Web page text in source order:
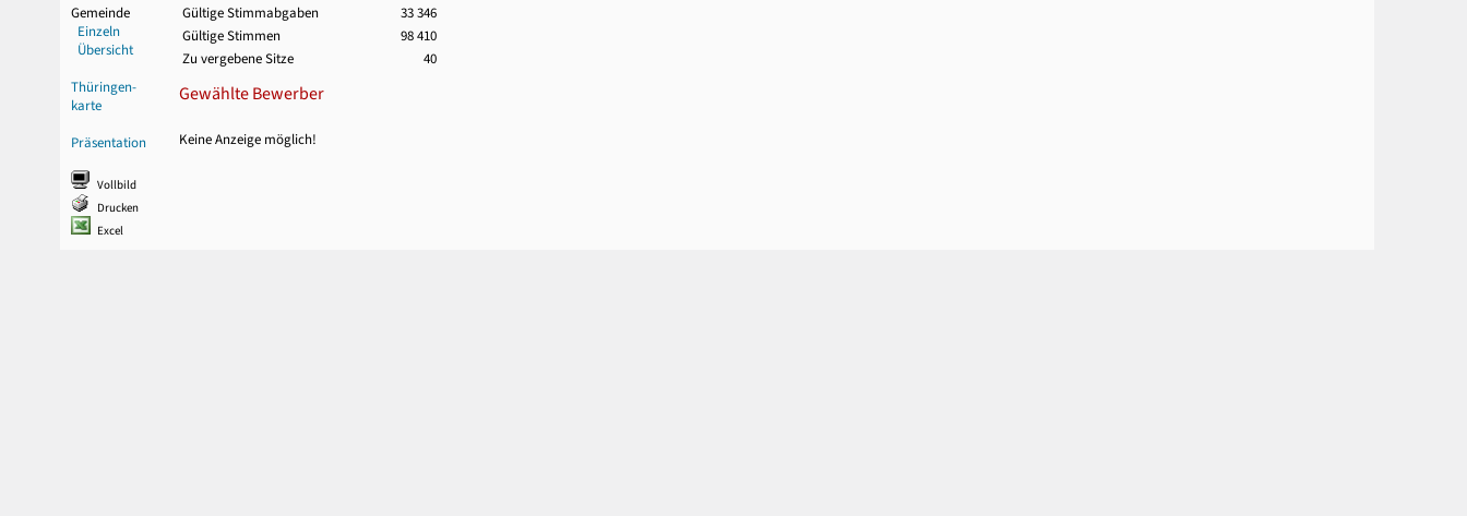
Gemeinde
Einzeln
Übersicht
Thüringen-
karte
Präsentation
Vollbild
Drucken
Excel
Gültige Stimmabgaben
33 346
Gültige Stimmen
98 410
Zu vergebene Sitze
40
Gewählte Bewerber
Keine Anzeige möglich!